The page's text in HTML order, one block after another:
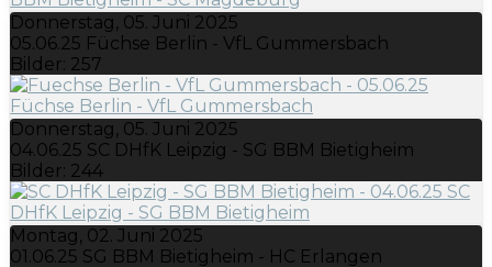
Donnerstag, 05. Juni 2025
05.06.25 Füchse Berlin - VfL Gummersbach
Bilder: 257
Donnerstag, 05. Juni 2025
04.06.25 SC DHfK Leipzig - SG BBM Bietigheim
Bilder: 244
Montag, 02. Juni 2025
01.06.25 SG BBM Bietigheim - HC Erlangen